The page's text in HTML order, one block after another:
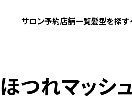
サロン予約店舗一覧髪型を探す
ほつれマッシ